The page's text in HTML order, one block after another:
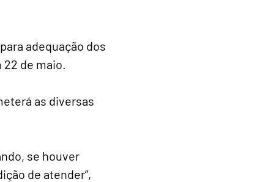
adequação dos
de maio.
as diversas
se houver
de atender”,